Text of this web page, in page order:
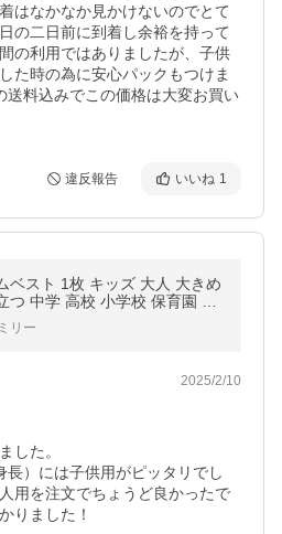
はなかなか見かけないのでとて
の二日前に到着し余裕を持って
の利用ではありましたが、子供
た時の為に安心パックもつけま
送料込みでこの価格は大変お買い
違反報告 いいね 1
ベスト 1枚 キッズ 大人 大きめ
つ 中学 高校 小学校 保育園 幼
カー バスケット ドライ 無地
リー
2025/2/10
した。
）には子供用がピッタリでし
用を注文でちょうど良かったで
りました！